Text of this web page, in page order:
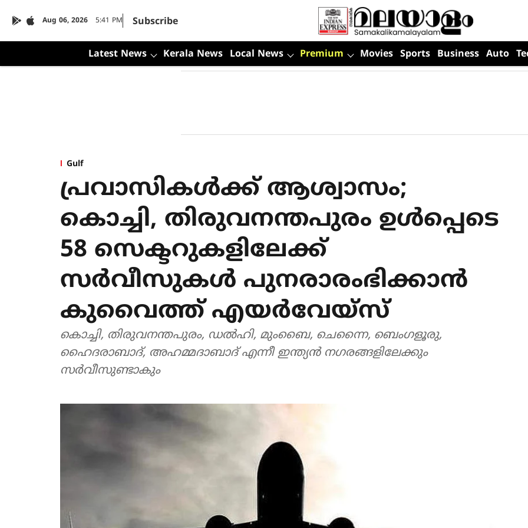
Aug 06, 2026 5:41 PM Subscribe
Latest News Kerala News Local News Premium Movies Sports Business Auto
Gulf
പ്രവാസികള്‍ക്ക് ആശ്വാസം;
കൊച്ചി, തിരുവനന്തപുരം ഉള്‍പ്പെടെ
58 സെക്ടറുകളിലേക്ക്
സര്‍വീസുകള്‍ പുനരാരംഭിക്കാന്‍
കുവൈത്ത് എയര്‍വേയ്സ്
കൊച്ചി, തിരുവനന്തപുരം, ഡല്‍ഹി, മുംബൈ, ചെന്നൈ, ബെംഗളൂരു,
ഹൈദരാബാദ്, അഹമ്മദാബാദ് എന്നീ ഇന്ത്യന്‍ നഗരങ്ങളിലേക്കും
സര്‍വീസുണ്ടാകും